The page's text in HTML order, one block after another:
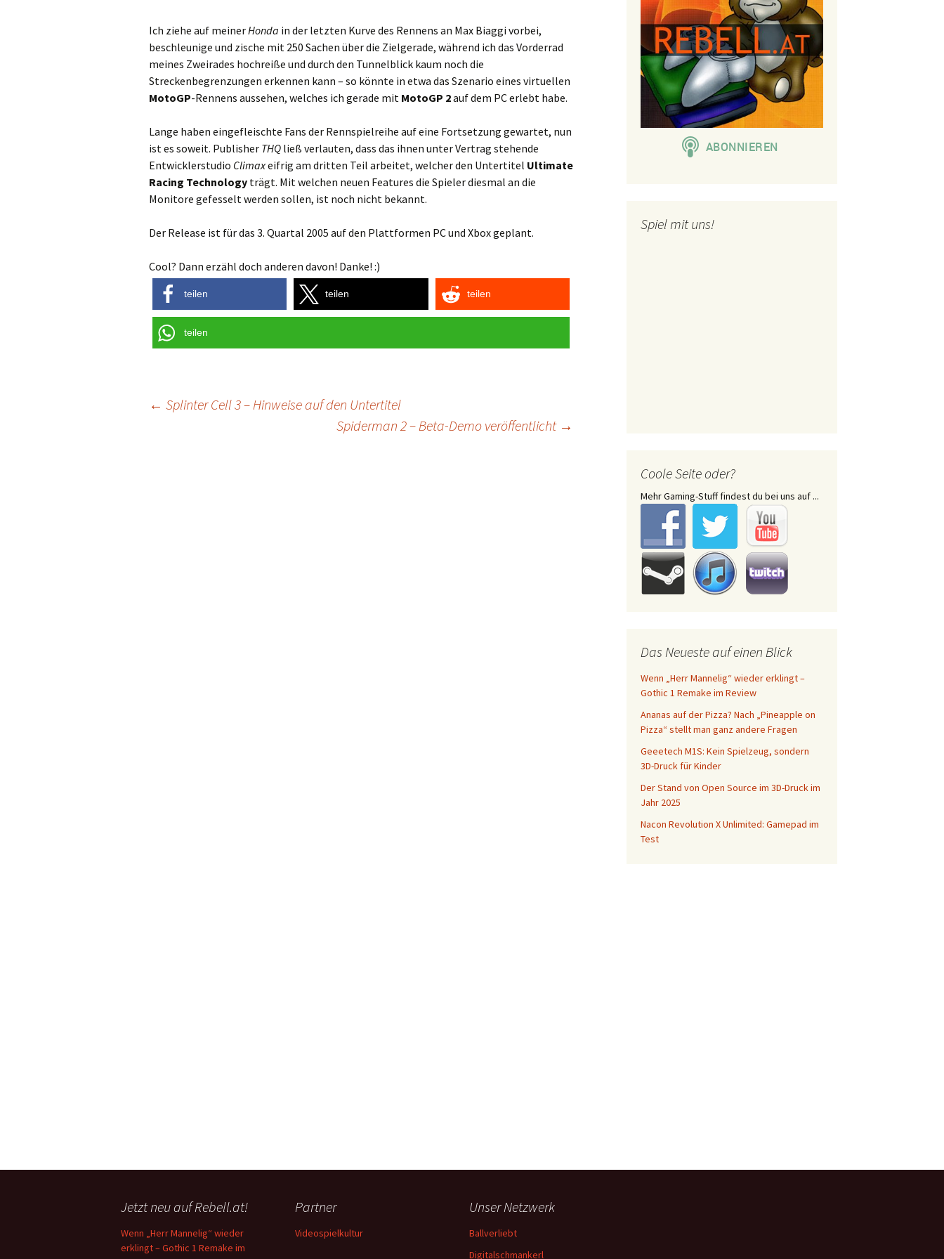
Ich ziehe auf meinerHonda in der letzten Kurve des Rennens an Max Biaggi vorbei,
beschleunige und zische mit 250 Sachen über die Zielgerade, während ich das Vorderrad
meines Zweirades hochreiße und durch den Tunnelblick kaum noch die
Streckenbegrenzungen erkennen kann – so könnte in etwa das Szenario eines virtuellen
MotoGP-Rennens aussehen, welches ich gerade mit MotoGP 2auf dem PC erlebt habe.
Lange haben eingefleischte Fans der Rennspielreihe auf eine Fortsetzung gewartet, nun
ist es soweit. Publisher THQ ließ verlauten, dass das ihnen unter Vertrag stehende
Entwicklerstudio Climaxeifrig am dritten Teil arbeitet, welcher den Untertitel Ultimate
Racing Technology trägt. Mit welchen neuen Features die Spieler diesmal an die
Monitore gefesselt werden sollen, ist noch nicht bekannt.
Der Release ist für das 3. Quartal 2005 auf den Plattformen PC und Xbox geplant.
Cool? Dann erzähl doch anderen davon! Danke! :)
teilen teilen teilen
teilen
← Splinter Cell 3 – Hinweise auf den Untertitel
Spiderman 2 – Beta-Demo veröffentlicht →
Spiel mit uns!
Coole Seite oder?
Mehr Gaming-Stuff findest du bei uns auf ...
Das Neueste auf einen Blick
Wenn „Herr Mannelig“ wieder erklingt –
Gothic 1 Remake im Review
Ananas auf der Pizza? Nach „Pineapple on
Pizza“ stellt man ganz andere Fragen
Geeetech M1S: Kein Spielzeug, sondern
3D-Druck für Kinder
Der Stand von Open Source im 3D-Druck im
Jahr 2025
Nacon Revolution X Unlimited: Gamepad im
Test
Jetzt neu auf Rebell.at!
Wenn „Herr Mannelig“ wieder
erklingt – Gothic 1 Remake im
Partner
Videospielkultur
Unser Netzwerk
Ballverliebt
Digitalschmankerl